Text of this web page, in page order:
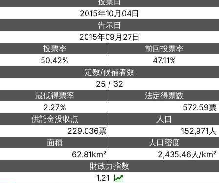
告示日
投票率 前回投票率
定数/候補者数
2015年10月04日
2015年09月27日
50.42% 47.11%
25 / 32
最低得票率
人口
面積 人口密度
2.27%
152,971人
62.81km²
2,435.46人/km²
財政力指数
1.21
法定得票数
572.59票
供託金没収点
229.036票